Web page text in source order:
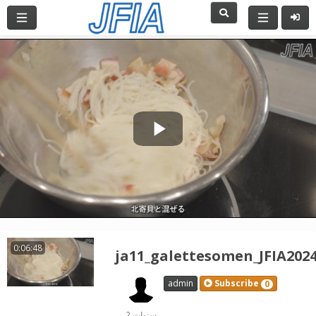
Play
Video
0:06:48
admin Subscribe 0